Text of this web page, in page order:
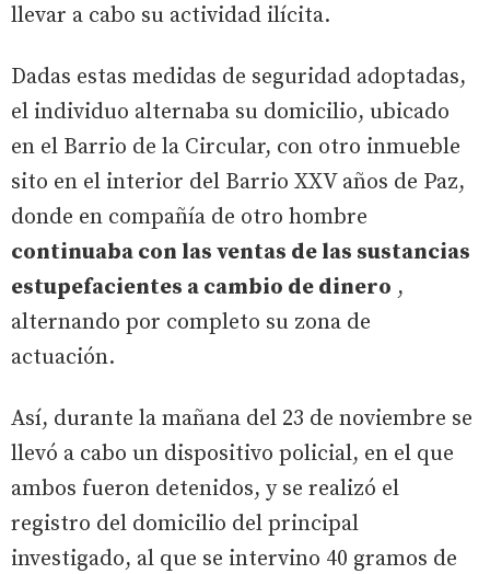
llevar a cabo su actividad ilícita.
Dadas estas medidas de seguridad adoptadas,
el individuo alternaba su domicilio, ubicado
en el Barrio de la Circular, con otro inmueble
sito en el interior del Barrio XXV años de Paz,
donde en compañía de otro hombre
continuaba con las ventas de las sustancias
estupefacientes a cambio de dinero ,
alternando por completo su zona de
actuación.
Así, durante la mañana del 23 de noviembre se
llevó a cabo un dispositivo policial, en el que
ambos fueron detenidos, y se realizó el
registro del domicilio del principal
investigado, al que se intervino 40 gramos de